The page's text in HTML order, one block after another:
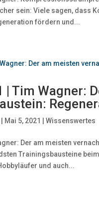
sein: Viele sagen, dass
fördern und...
| Tim Wagner:
Mai 5, 2021 |Wissenswertes
Der am meisten
Trainingsbausteine
und auch...